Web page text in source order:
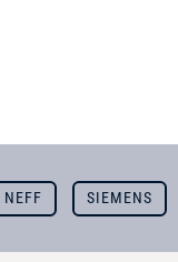
NEFF SIEMENS